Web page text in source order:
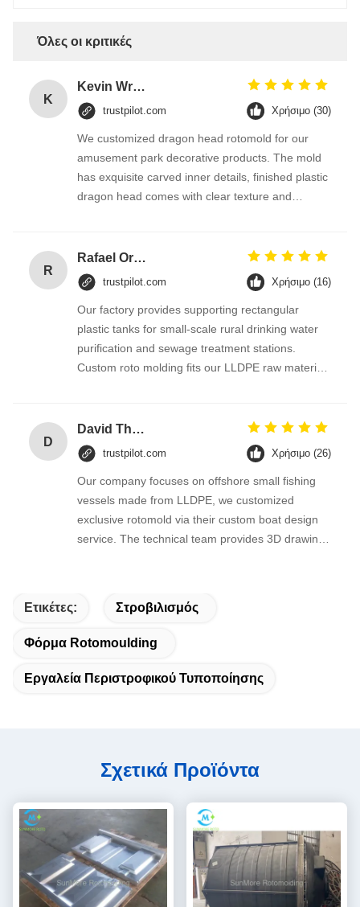
Όλες οι κριτικές
K
Kevin Wright
trustpilot.com Χρήσιμο (30)
We customized dragon head rotomold for our
amusement park decorative products. The mold
has exquisite carved inner details, finished plastic
dragon head comes with clear texture and
kept on time.
R
Rafael Ortega
trustpilot.com Χρήσιμο (16)
Our factory provides supporting rectangular
plastic tanks for small-scale rural drinking water
purification and sewage treatment stations.
Custom roto molding fits our LLDPE raw material
operation of water treatment equipment.
D
David Thompson
trustpilot.com Χρήσιμο (26)
Our company focuses on offshore small fishing
vessels made from LLDPE, we customized
exclusive rotomold via their custom boat design
service. The technical team provides 3D drawing
successfully, production cost is controlled
reasonably compared with local mold makers.
negotiation now.
Ετικέτες: Στροβιλισμός
Φόρμα Rotomoulding
Εργαλεία Περιστροφικού Τυποποίησης
Σχετικά Προϊόντα